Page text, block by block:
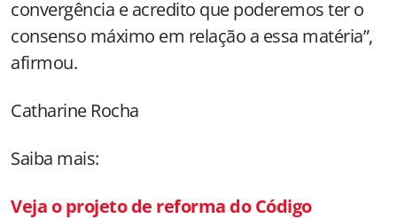
convergência e acredito que poderemos ter o
consenso máximo em relação a essa matéria”,
afirmou.
Catharine Rocha
Saiba mais:
Veja o projeto de reforma do Código